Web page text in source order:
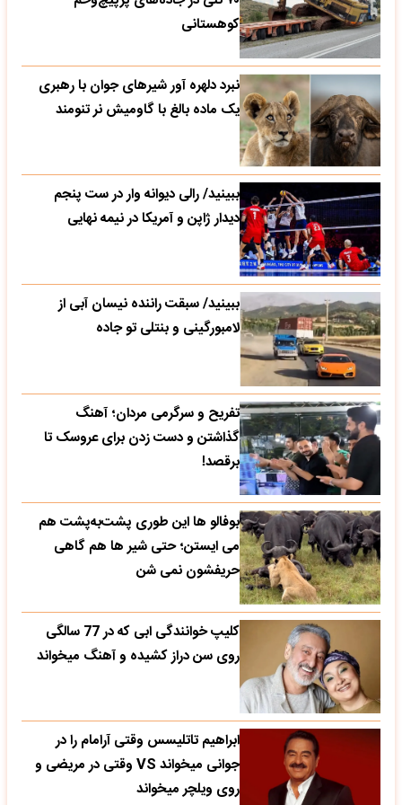
کوهستانی
نبرد دلهره آور شیرهای جوان با رهبری
یک ماده بالغ با گاومیش نر تنومند
ببینید/ رالی دیوانه وار در ست پنجم
دیدار ژاپن و آمریکا در نیمه نهایی
ببینید/ سبقت راننده نیسان آبی از
لامبورگینی و بنتلی تو جاده
تفریح و سرگرمی مردان؛ آهنگ
گذاشتن و دست زدن برای عروسک تا
برقصد!
بوفالو ها این‌ طوری پشت‌به‌پشت هم
می‌ ایستن؛ حتی شیر ها هم گاهی
حریفشون نمی‌ شن
کلیپ خوانندگی ابی که در 77 سالگی
روی سن دراز کشیده و آهنگ میخواند
ابراهیم تاتلیسس وقتی آرامام را در
جوانی میخواند VS وقتی در مریضی و
روی ویلچر میخواند